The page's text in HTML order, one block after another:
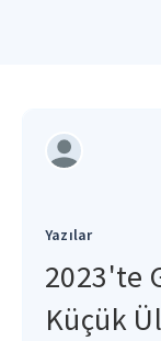
Yazılar
2023'te
Küçük